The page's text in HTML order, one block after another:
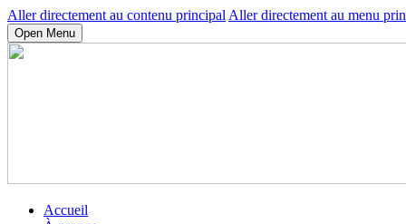
Aller directement au contenu principal Aller directement au menu
Open Menu
Accueil